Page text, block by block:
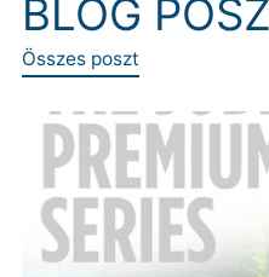
BLOG
Összes poszt